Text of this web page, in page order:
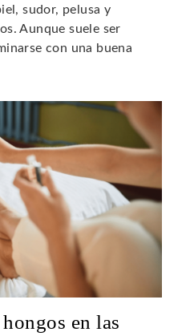
sudor, pelusa y
Aunque suele ser
con una buena
en las